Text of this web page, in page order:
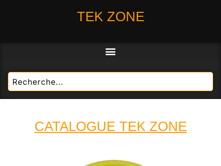
TEK ZONE
CATALOGUE TEK ZONE